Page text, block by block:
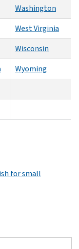
Washington
West Virginia
Wisconsin
Wyoming
for small